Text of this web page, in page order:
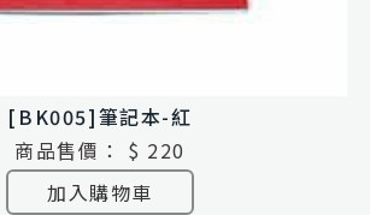
[BK005]筆記本-紅
商品售價：
$ 220
加入購物車